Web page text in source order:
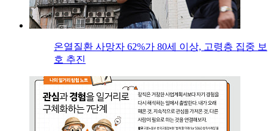
온열질환 사망자 62%가 80세 이상, 고령층 집중 보
호 추진